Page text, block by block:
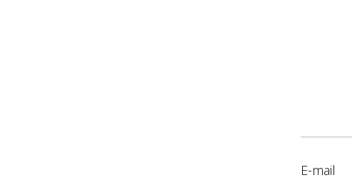
E-mail